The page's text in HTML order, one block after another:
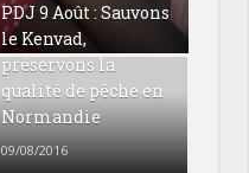
PDJ 9 Août : Sauvons
le Kenvad,
préservons la
qualité de pêche en
Normandie
09/08/2016